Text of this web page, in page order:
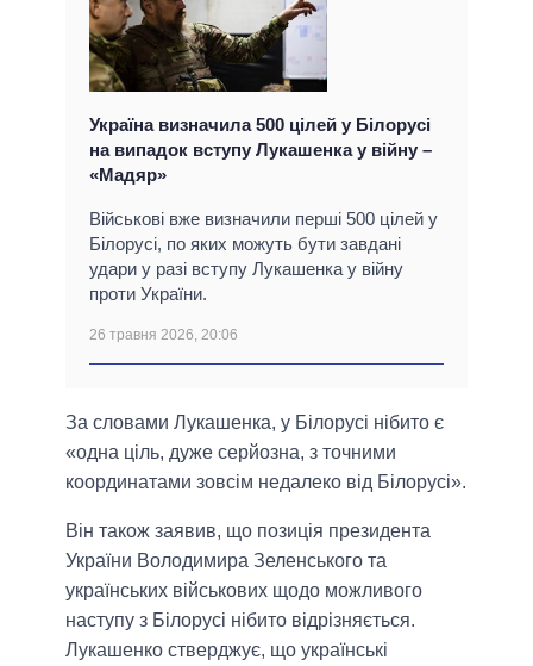
Україна визначила 500 цілей у Білорусі
на випадок вступу Лукашенка у війну –
«Мадяр»
Військові вже визначили перші 500 цілей у
Білорусі, по яких можуть бути завдані
удари у разі вступу Лукашенка у війну
проти України.
26 травня 2026, 20:06
За словами Лукашенка, у Білорусі нібито є
«одна ціль, дуже серйозна, з точними
координатами зовсім недалеко від Білорусі».
Він також заявив, що позиція президента
України Володимира Зеленського та
українських військових щодо можливого
наступу з Білорусі нібито відрізняється.
Лукашенко стверджує, що українські